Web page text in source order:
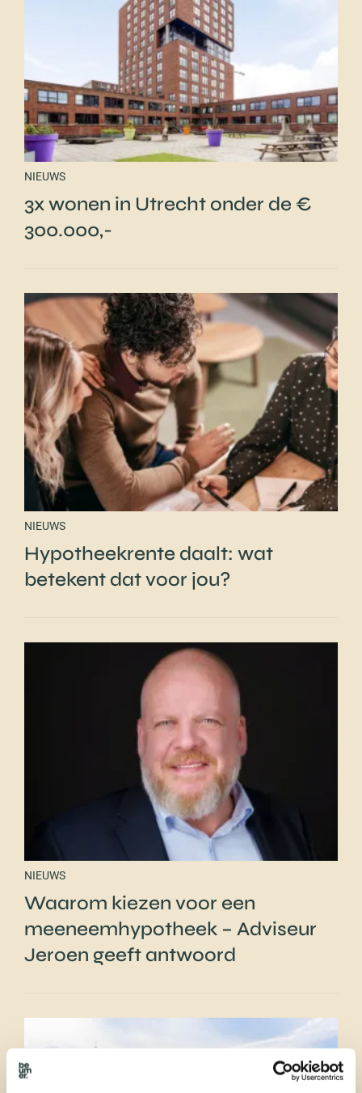
NIEUWS
3x wonen in Utrecht onder de €
300.000,-
NIEUWS
Hypotheekrente daalt: wat
betekent dat voor jou?
NIEUWS
Waarom kiezen voor een
meeneemhypotheek – Adviseur
Jeroen geeft antwoord